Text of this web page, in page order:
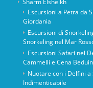
Sharm Elsheikh
Escursioni a Petra da
Giordania
Escursioni di
Snorkeling nel Mar
Escursioni Safari nel
Cammelli e Cena
Nuotare con i Delfini a
Indimenticabile